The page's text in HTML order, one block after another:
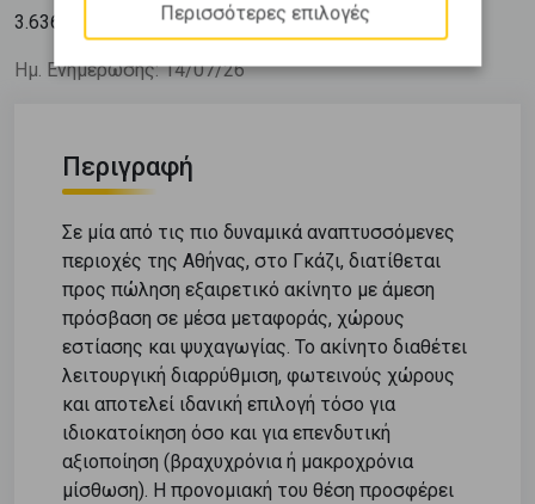
3.636
Ημ. Ενημέρωσης: 14/07/26
Περιγραφή
Σε μία από τις πιο δυναμικά αναπτυσσόμενες
περιοχές της Αθήνας, στο Γκάζι, διατίθεται
προς πώληση εξαιρετικό ακίνητο με άμεση
πρόσβαση σε μέσα μεταφοράς, χώρους
εστίασης και ψυχαγωγίας. Το ακίνητο διαθέτει
λειτουργική διαρρύθμιση, φωτεινούς χώρους
και αποτελεί ιδανική επιλογή τόσο για
ιδιοκατοίκηση όσο και για επενδυτική
αξιοποίηση (βραχυχρόνια ή μακροχρόνια
μίσθωση). Η προνομιακή του θέση προσφέρει
Περισσότερες επιλογές